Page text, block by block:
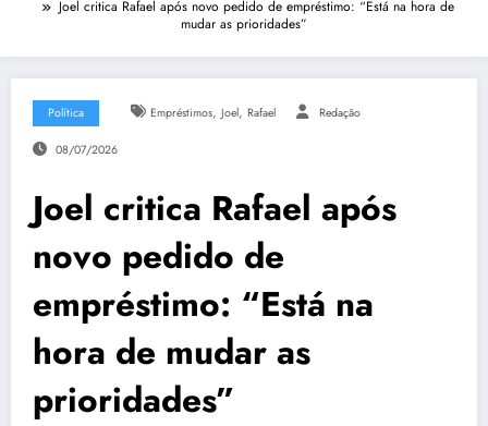
Joel critica Rafael após novo pedido de empréstimo: “Está na hora de
mudar as prioridades”
Política Empréstimos, Joel, Rafael Redação
08/07/2026
Joel critica Rafael após
novo pedido de
empréstimo: “Está na
hora de mudar as
prioridades”